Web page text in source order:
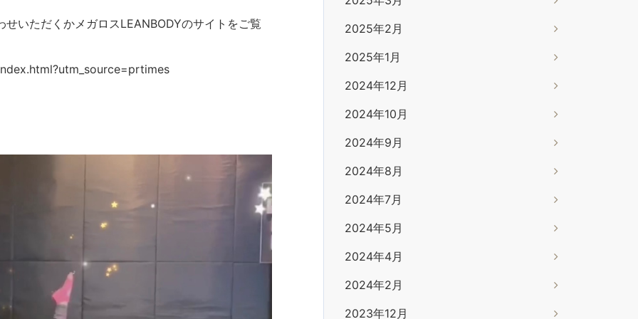
いただくかメガロスLEANBODYのサイトをご覧
2025年2月
2025年1月
2024年12月
2024年10月
2024年9月
2024年8月
2024年7月
2024年5月
2024年4月
2024年2月
2023年12月